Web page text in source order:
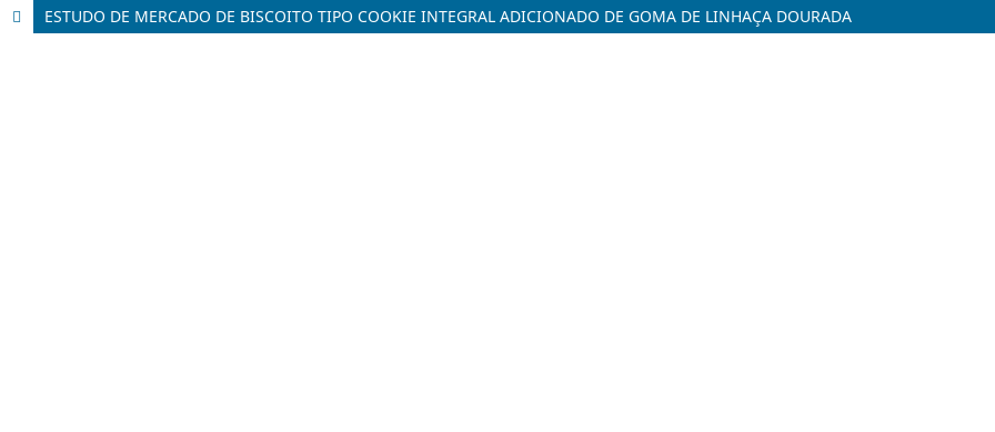
ESTUDO DE MERCADO DE BISCOITO TIPO COOKIE INTEGRAL ADICIONADO DE GOMA DE LINHAÇA DOURADA